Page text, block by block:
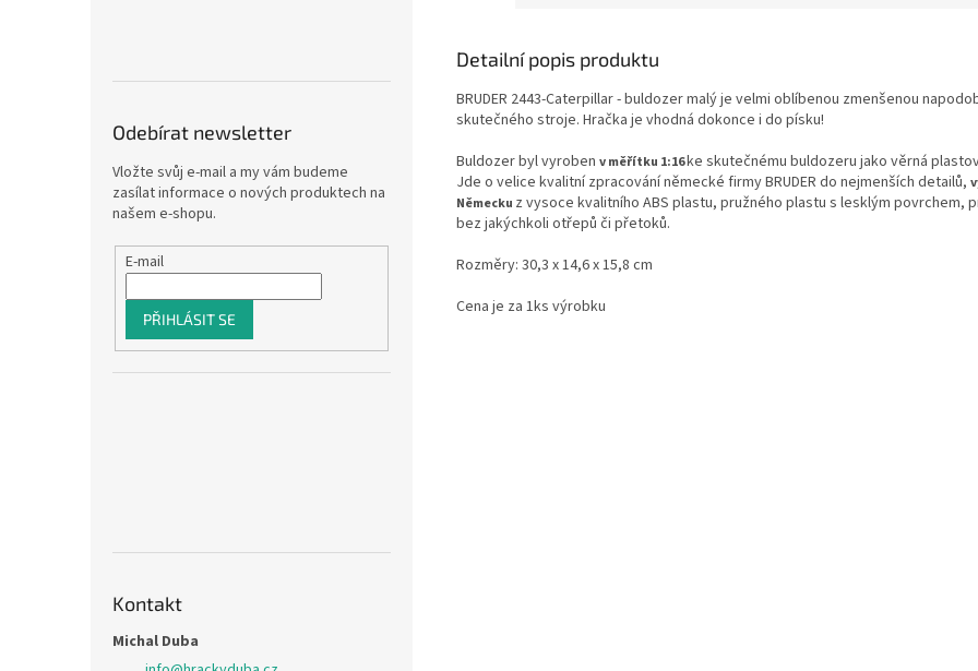
Odebírat newsletter
Vložte svůj e-mail a my vám budeme
zasílat informace o nových produktech na
našem e-shopu.
E-mail
PŘIHLÁSIT SE
Kontakt
Michal Duba
Detailní popis produktu
BRUDER 2443-Caterpillar - buldozer malý je velmi oblíbenou zmenšenou
skutečného stroje. Hračka je vhodná dokonce i do písku!
Buldozer byl vyroben v měřítku 1:16ke skutečnému buldozeru jako věrná
Jde o velice kvalitní zpracování německé firmy BRUDER do nejmenších detailů,
Německu z vysoce kvalitního ABS plastu, pružného plastu s lesklým povrchem,
bez jakýchkoli otřepů či přetoků.
Rozměry: 30,3 x 14,6 x 15,8 cm
Cena je za 1ks výrobku